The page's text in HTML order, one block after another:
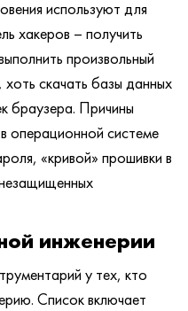
используют для
хакеров – получить
произвольный
хоть скачать базы данных
браузера. Причины
операционной системе
«кривой» прошивки в
инженерии
у тех, кто
Список включает